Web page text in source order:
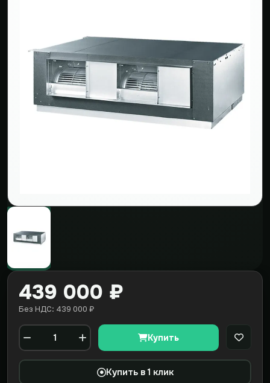
439 000 ₽
Без НДС: 439 000 ₽
Количество
Купить В
Купить в 1 клик